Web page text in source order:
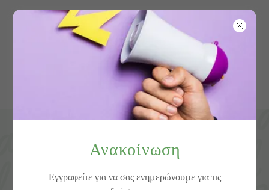
Ανακοίνωση
Εγγραφείτε για να σας ενημερώνουμε για τις